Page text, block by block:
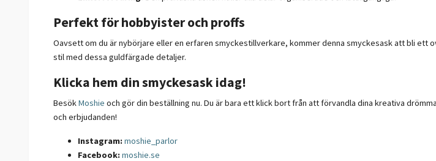
Perfekt för hobbyister och proffs
Oavsett om du är nybörjare eller en erfaren smyckestillverkare, kommer denna smyckesask att bli
stil med dessa guldfärgade detaljer.
Klicka hem din smyckesask idag!
Besök Moshie och gör din beställning nu. Du är bara ett klick bort från att förvandla dina kreativa
och erbjudanden!
Instagram:moshie_parlor
Facebook:moshie.se